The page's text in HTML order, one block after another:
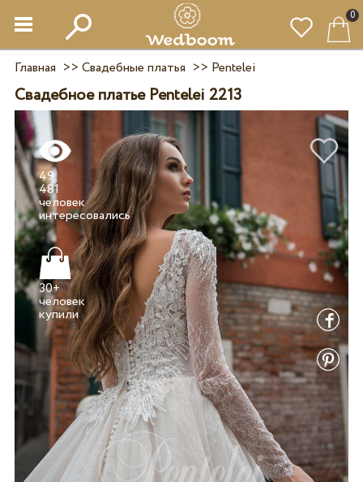
0
Главная >> Свадебные платья >> Pentelei
Свадебное платье Pentelei 2213
49
481
человек
интересовались
30+
человек
купили